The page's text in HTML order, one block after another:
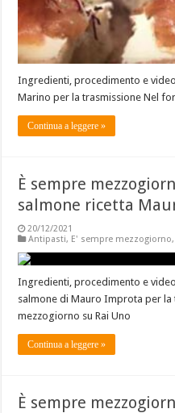
Ingredienti, procedimento e
Marino per la trasmissione Nel
Continua a leggere »
È sempre
salmone ricetta
20/12/2021
Antipasti, E' sempre mezzogiorno
Ingredienti, procedimento e
salmone di Mauro Improta per la
mezzogiorno su Rai Uno
Continua a leggere »
È sempre